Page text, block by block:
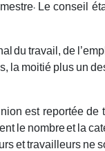
Le conseil
du travail, de
la moitié plus un
est reportée de
le nombre et la
et travailleurs ne